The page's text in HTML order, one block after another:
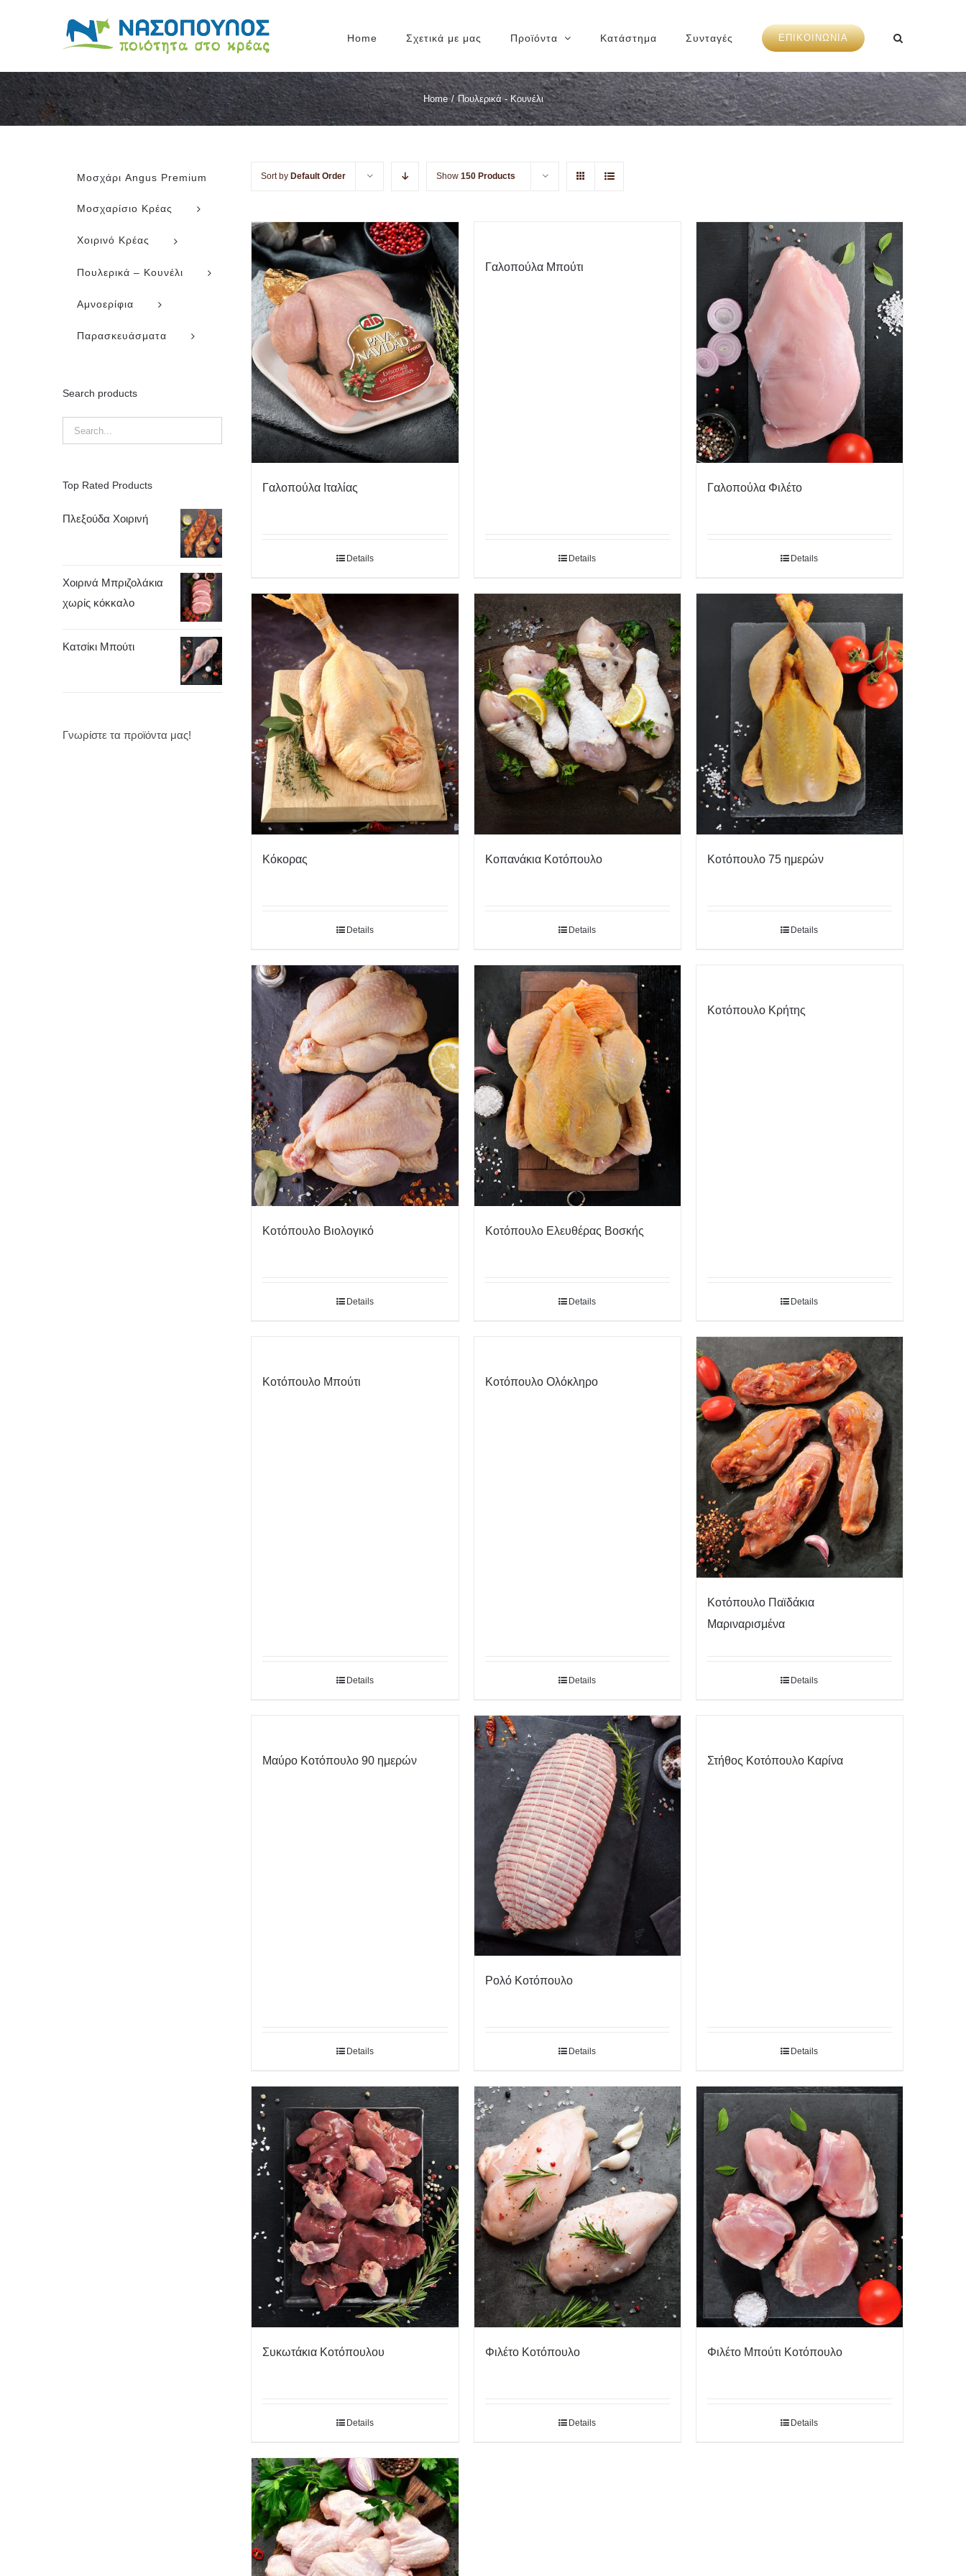
Home Σχετικά με μας Προϊόντα Κατάστημα Συνταγές ΕΠΙΚΟΙΝΩΝΙΑ
Home / Πουλερικά - Κουνέλι
Sort by Default Order Show150 Products
Γαλοπούλα Ιταλίας
Details
Γαλοπούλα Μπούτι
Details
Γαλοπούλα Φιλέτο
Details
Κόκορας
Details
Κοπανάκια Κοτόπουλο
Details
Κοτόπουλο 75 ημερών
Details
Κοτόπουλο Βιολογικό
Details
Κοτόπουλο Ελευθέρας Βοσκής
Details
Κοτόπουλο Κρήτης
Details
Κοτόπουλο Μπούτι
Details
Κοτόπουλο Ολόκληρο
Details
Κοτόπουλο Παϊδάκια
Μαριναρισμένα
Details
Μαύρο Κοτόπουλο 90 ημερών
Details
Ρολό Κοτόπουλο
Details
Στήθος Κοτόπουλο Καρίνα
Details
Συκωτάκια Κοτόπουλου
Details
Φιλέτο Κοτόπουλο
Details
Φιλέτο Μπούτι Κοτόπουλο
Details
Μοσχάρι Angus Premium
Μοσχαρίσιο Κρέας
Χοιρινό Κρέας
Πουλερικά – Κουνέλι
Αμνοερίφια
Παρασκευάσματα
Search products
Top Rated Products
Πλεξούδα Χοιρινή
Χοιρινά Μπριζολάκια
χωρίς κόκκαλο
Κατσίκι Μπούτι
Γνωρίστε τα προϊόντα μας!